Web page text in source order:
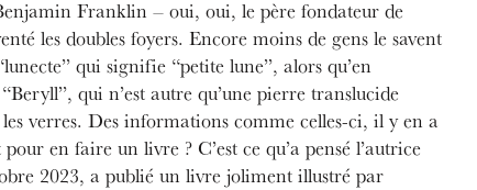
Franklin – oui, oui, le père fondateur de
les doubles foyers. Encore moins de gens le savent
qui signifie “petite lune”, alors qu’en
qui n’est autre qu’une pierre translucide
verres. Des informations comme celles-ci, il y en a
en faire un livre ? C’est ce qu’a pensé l’autrice
2023, a publié un livre joliment illustré par